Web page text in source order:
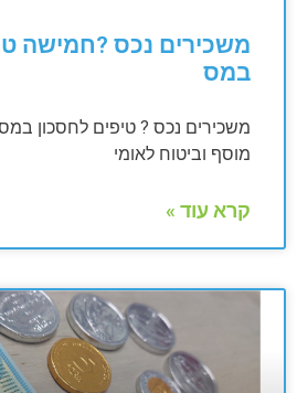
משכירים נכס ?חמישה
במס
משכירים נכס ? טיפים לחסכון
מוסף וביטוח לאומי
קרא עוד »